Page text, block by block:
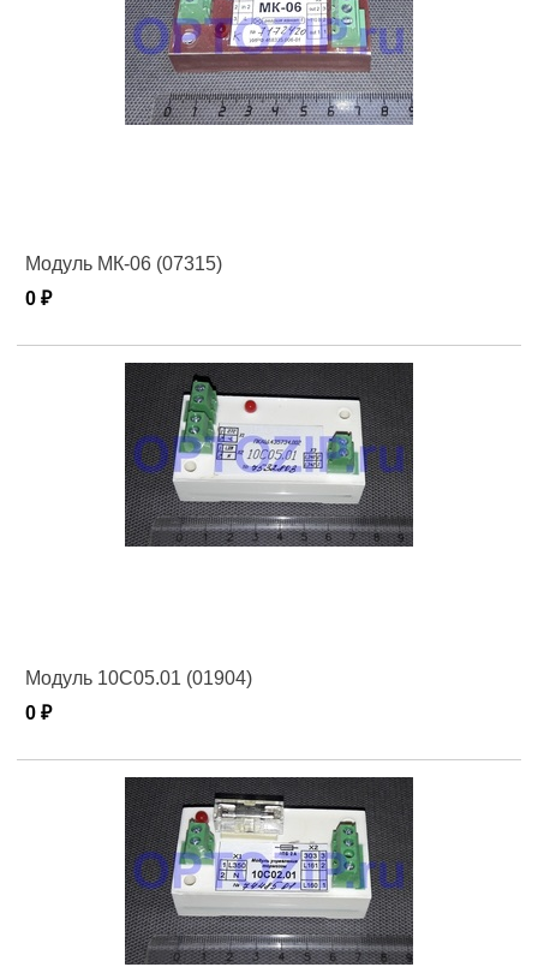
Модуль МК-06 (07315)
0 ₽
Модуль 10С05.01 (01904)
0 ₽